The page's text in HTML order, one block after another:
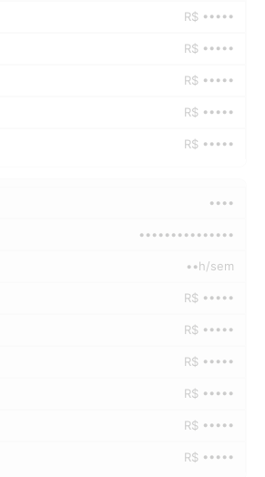
R$ •••••
R$ •••••
R$ •••••
R$ •••••
R$ •••••
••••
•••••••••••••••
••h/sem
R$ •••••
R$ •••••
R$ •••••
R$ •••••
R$ •••••
R$ •••••